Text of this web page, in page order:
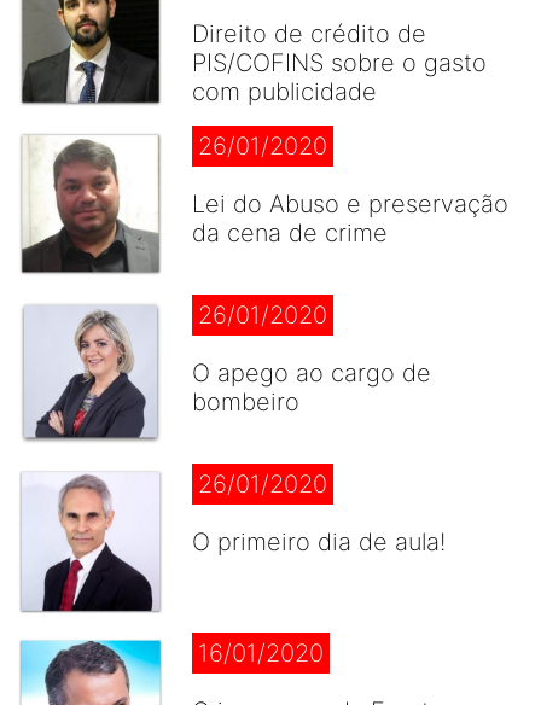
Direito de crédito de
PIS/COFINS sobre o gasto
com publicidade
26/01/2020
Lei do Abuso e preservação
da cena de crime
26/01/2020
O apego ao cargo de
bombeiro
26/01/2020
O primeiro dia de aula!
16/01/2020